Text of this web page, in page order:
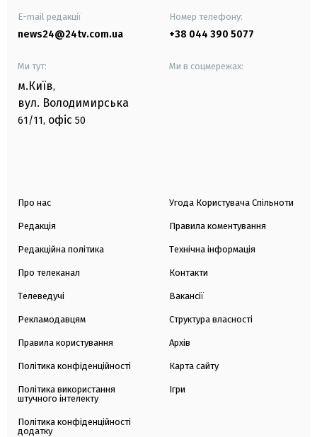
E-mail редакції
news24@24tv.com.ua
Номер телефону:
+38 044 390 5077
Ми тут:
м.Київ,
вул. Володимирська
61/11, офіс 50
Ми в соцмережах:
Про нас
Редакція
Редакційна політика
Про телеканал
Телеведучі
Рекламодавцям
Правила користування
Політика конфіденційності
Політика використання
штучного інтелекту
Політика конфіденційності
додатку
Угода Користувача Спільноти
Правила коментування
Технічна інформація
Контакти
Вакансії
Структура власності
Архів
Карта сайту
Ігри